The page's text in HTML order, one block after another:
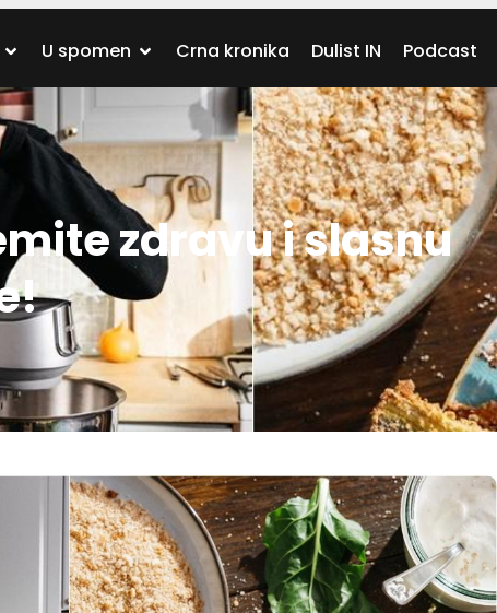
U spomen Crna kronika Dulist IN Podcast
zdravu i slasnu